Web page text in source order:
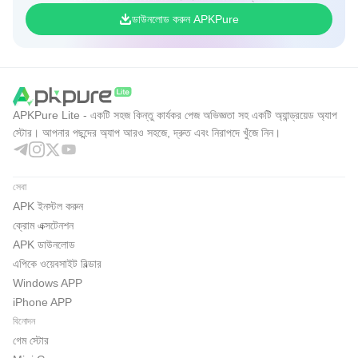
ডাউনলোড করুন APKPure
APKPure Lite - একটি সহজ কিন্তু কার্যকর পেজ অভিজ্ঞতা সহ একটি অ্যান্ড্রয়েড অ্যাপ
স্টোর। আপনার পছন্দের অ্যাপ আরও সহজে, দ্রুত এবং নিরাপদে খুঁজে নিন।
সেবা
APK ইনস্টল করুন
ক্রোম এক্সটেনশন
APK ডাউনলোড
এপিকে ওয়েবসাইট বিল্ডার
Windows APP
iPhone APP
বিনোদন
গেম স্টোর